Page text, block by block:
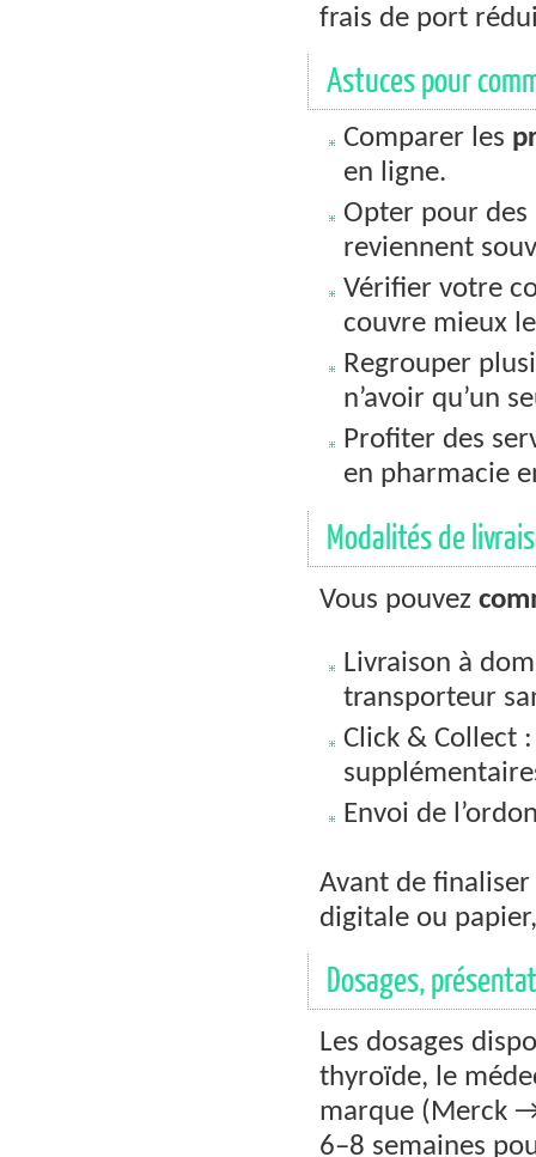
frais de port
Astuces pour
Comparer les
en ligne.
Opter pour
reviennent
Vérifier votre
couvre mieux
Regrouper
n’avoir qu’un
Profiter des
en pharmacie
Modalités de
Vous pouvez
Livraison à
transporteur
Click & Collect
Envoi de
Avant de
digitale ou
Dosages,
Les dosages
thyroïde, le
marque (Merck
6–8 semaines